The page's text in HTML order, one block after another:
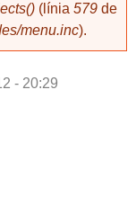
(línia 579 de
menu.inc).
- 20:29